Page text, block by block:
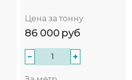
Цена за тонну
86 000 руб
− +